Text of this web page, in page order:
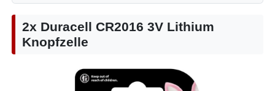
2x Duracell CR2016 3V Lithium
Knopfzelle